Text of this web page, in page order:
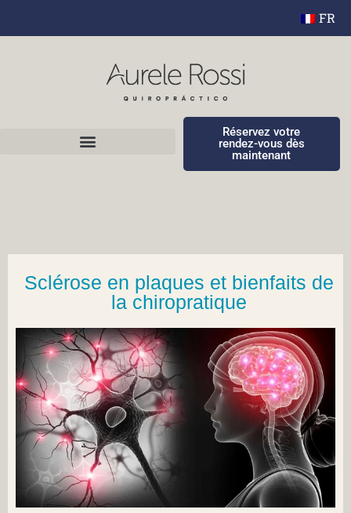
FR
Réservez votre
rendez-vous dès
maintenant
Sclérose en plaques et bienfaits de
la chiropratique